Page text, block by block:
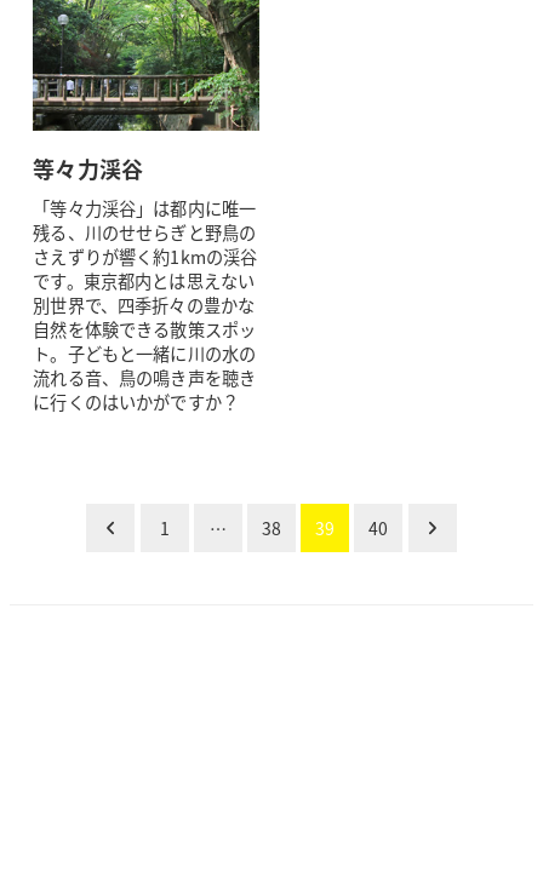
等々力渓谷
「等々力渓谷」は都内に唯一
残る、川のせせらぎと野鳥の
さえずりが響く約1kmの渓谷
です。東京都内とは思えない
別世界で、四季折々の豊かな
自然を体験できる散策スポッ
ト。子どもと一緒に川の水の
流れる音、鳥の鳴き声を聴き
に行くのはいかがですか？
1 … 38 39 40